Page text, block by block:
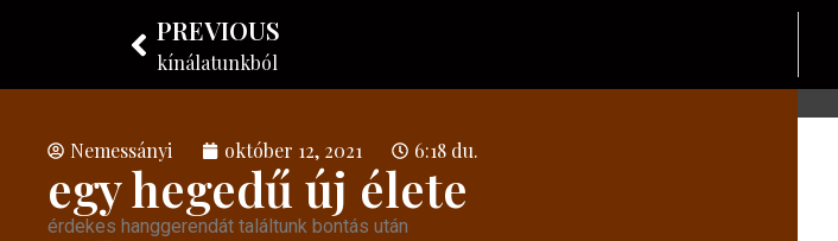
Nemessányi László
Hangszerkészítő
PREVIOUS
kínálatunkból
Nemessányi október 12, 2021 6:18 du.
egy hegedű új élete
érdekes hanggerendát találtunk bontás után